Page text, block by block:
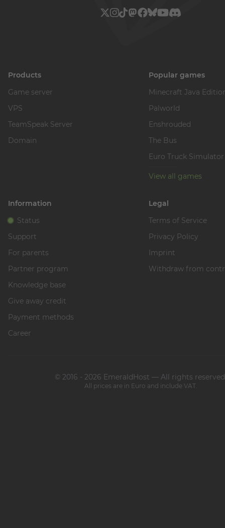
Products
Game server
VPS
TeamSpeak Server
Domain
Popular games
Minecraft Java
Palworld
Enshrouded
The Bus
Euro Truck Simulator
View all games
Information
Status
Support
For parents
Partner program
Knowledge base
Give away credit
Payment methods
Career
Legal
Terms of Service
Privacy Policy
Imprint
Withdraw from
© 2016 - 2026 EmeraldHost — All rights
All prices are in Euro and include VAT.